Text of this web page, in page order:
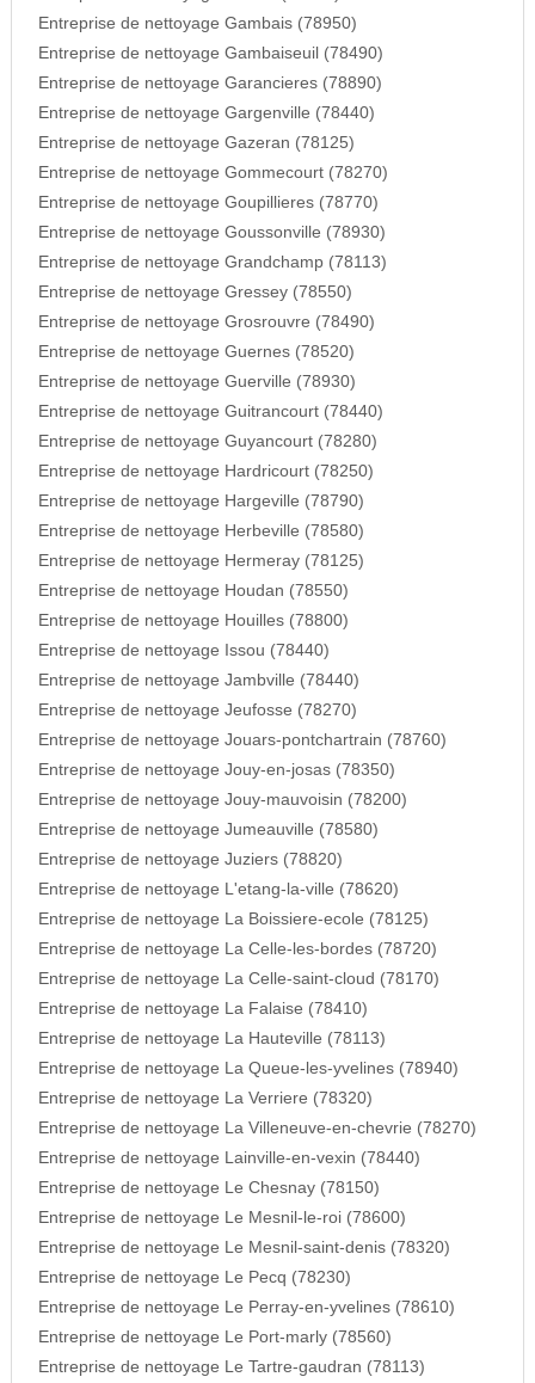
Entreprise de nettoyage Gambais (78950)
Entreprise de nettoyage Gambaiseuil (78490)
Entreprise de nettoyage Garancieres (78890)
Entreprise de nettoyage Gargenville (78440)
Entreprise de nettoyage Gazeran (78125)
Entreprise de nettoyage Gommecourt (78270)
Entreprise de nettoyage Goupillieres (78770)
Entreprise de nettoyage Goussonville (78930)
Entreprise de nettoyage Grandchamp (78113)
Entreprise de nettoyage Gressey (78550)
Entreprise de nettoyage Grosrouvre (78490)
Entreprise de nettoyage Guernes (78520)
Entreprise de nettoyage Guerville (78930)
Entreprise de nettoyage Guitrancourt (78440)
Entreprise de nettoyage Guyancourt (78280)
Entreprise de nettoyage Hardricourt (78250)
Entreprise de nettoyage Hargeville (78790)
Entreprise de nettoyage Herbeville (78580)
Entreprise de nettoyage Hermeray (78125)
Entreprise de nettoyage Houdan (78550)
Entreprise de nettoyage Houilles (78800)
Entreprise de nettoyage Issou (78440)
Entreprise de nettoyage Jambville (78440)
Entreprise de nettoyage Jeufosse (78270)
Entreprise de nettoyage Jouars-pontchartrain (78760)
Entreprise de nettoyage Jouy-en-josas (78350)
Entreprise de nettoyage Jouy-mauvoisin (78200)
Entreprise de nettoyage Jumeauville (78580)
Entreprise de nettoyage Juziers (78820)
Entreprise de nettoyage L'etang-la-ville (78620)
Entreprise de nettoyage La Boissiere-ecole (78125)
Entreprise de nettoyage La Celle-les-bordes (78720)
Entreprise de nettoyage La Celle-saint-cloud (78170)
Entreprise de nettoyage La Falaise (78410)
Entreprise de nettoyage La Hauteville (78113)
Entreprise de nettoyage La Queue-les-yvelines (78940)
Entreprise de nettoyage La Verriere (78320)
Entreprise de nettoyage La Villeneuve-en-chevrie (78270)
Entreprise de nettoyage Lainville-en-vexin (78440)
Entreprise de nettoyage Le Chesnay (78150)
Entreprise de nettoyage Le Mesnil-le-roi (78600)
Entreprise de nettoyage Le Mesnil-saint-denis (78320)
Entreprise de nettoyage Le Pecq (78230)
Entreprise de nettoyage Le Perray-en-yvelines (78610)
Entreprise de nettoyage Le Port-marly (78560)
Entreprise de nettoyage Le Tartre-gaudran (78113)